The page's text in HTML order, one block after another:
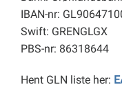
IBAN-nr:
Swift: GRENGLGX
PBS-nr: 86318644
Hent GLN liste her: